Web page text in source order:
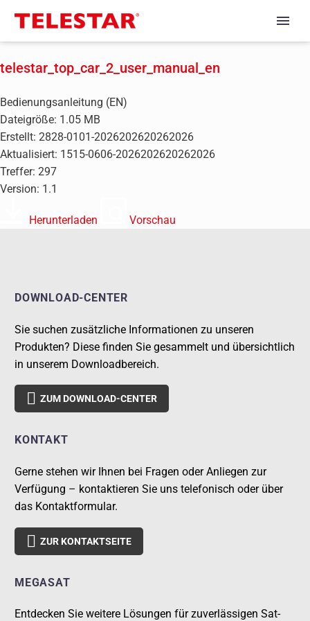
telestar_top_car_2_user_manual_en
Bedienungsanleitung (EN)
Dateigröße: 1.05 MB
Erstellt: 2828-0101-2026202620262026
Aktualisiert: 1515-0606-2026202620262026
Treffer: 297
Version: 1.1
Herunterladen Vorschau
DOWNLOAD-CENTER
Sie suchen zusätzliche Informationen zu unseren
Produkten? Diese finden Sie gesammelt und übersichtlich
in unserem Downloadbereich.
 ZUM DOWNLOAD-CENTER
KONTAKT
Gerne stehen wir Ihnen bei Fragen oder Anliegen zur
Verfügung – kontaktieren Sie uns telefonisch oder über
das Kontaktformular.
 ZUR KONTAKTSEITE
MEGASAT
Entdecken Sie weitere Lösungen für zuverlässigen Sat-